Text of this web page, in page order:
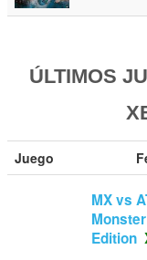
ÚLTIMOS
Juego
MX vs
Edition